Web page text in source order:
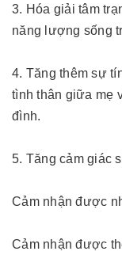
3. Hóa giải tâm
năng lượng sống
4. Tăng thêm sự
tình thân giữa mẹ
đình.
5. Tăng cảm giác
Cảm nhận được
Cảm nhận được